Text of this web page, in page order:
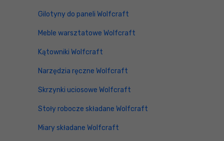
Gilotyny do paneli Wolfcraft
Meble warsztatowe Wolfcraft
Kątowniki Wolfcraft
Narzędzia ręczne Wolfcraft
Skrzynki uciosowe Wolfcraft
Stoły robocze składane Wolfcraft
Miary składane Wolfcraft